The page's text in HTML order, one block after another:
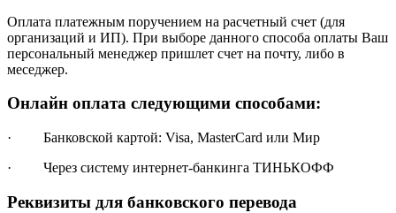
Оплата платежным поручением на расчетный счет (для
организаций и ИП). При выборе данного способа оплаты Ваш
персональный менеджер пришлет счет на почту, либо в
меседжер.
Онлайн оплата следующими способами:
· Банковской картой: Visa, MasterCard или Мир
· Через систему интернет-банкинга ТИНЬКОФФ
Реквизиты для банковского перевода